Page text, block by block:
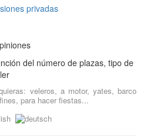
del número de plazas, tipo de
veleros, a motor, yates, barco
para hacer fiestas...